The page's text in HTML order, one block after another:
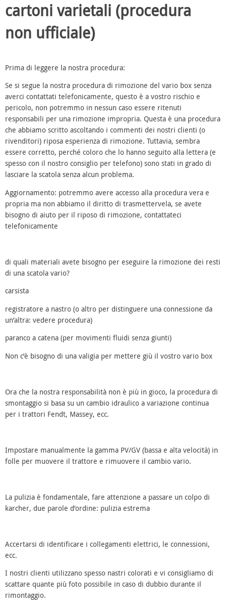
cartoni varietali (procedura
non ufficiale)
Prima di leggere la nostra procedura:
Se si segue la nostra procedura di rimozione del vario box senza
averci contattati telefonicamente, questo è a vostro rischio e
pericolo, non potremmo in nessun caso essere ritenuti
responsabili per una rimozione impropria. Questa è una procedura
che abbiamo scritto ascoltando i commenti dei nostri clienti (o
rivenditori) riposa esperienza di rimozione. Tuttavia, sembra
essere corretto, perché coloro che lo hanno seguito alla lettera (e
spesso con il nostro consiglio per telefono) sono stati in grado di
lasciare la scatola senza alcun problema.
Aggiornamento: potremmo avere accesso alla procedura vera e
propria ma non abbiamo il diritto di trasmettervela, se avete
bisogno di aiuto per il riposo di rimozione, contattateci
telefonicamente
di quali materiali avete bisogno per eseguire la rimozione dei resti
di una scatola vario?
carsista
registratore a nastro (o altro per distinguere una connessione da
un’altra: vedere procedura)
paranco a catena (per movimenti fluidi senza giunti)
Non c’è bisogno di una valigia per mettere giù il vostro vario box
Ora che la nostra responsabilità non è più in gioco, la procedura di
smontaggio si basa su un cambio idraulico a variazione continua
per i trattori Fendt, Massey, ecc.
Impostare manualmente la gamma PV/GV (bassa e alta velocità) in
folle per muovere il trattore e rimuovere il cambio vario.
La pulizia è fondamentale, fare attenzione a passare un colpo di
karcher, due parole d’ordine: pulizia estrema
Accertarsi di identificare i collegamenti elettrici, le connessioni,
ecc.
I nostri clienti utilizzano spesso nastri colorati e vi consigliamo di
scattare quante più foto possibile in caso di dubbio durante il
rimontaggio.